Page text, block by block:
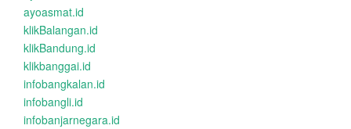
ayoasmat.id
klikBalangan.id
klikBandung.id
klikbanggai.id
infobangkalan.id
infobangli.id
infobanjarnegara.id